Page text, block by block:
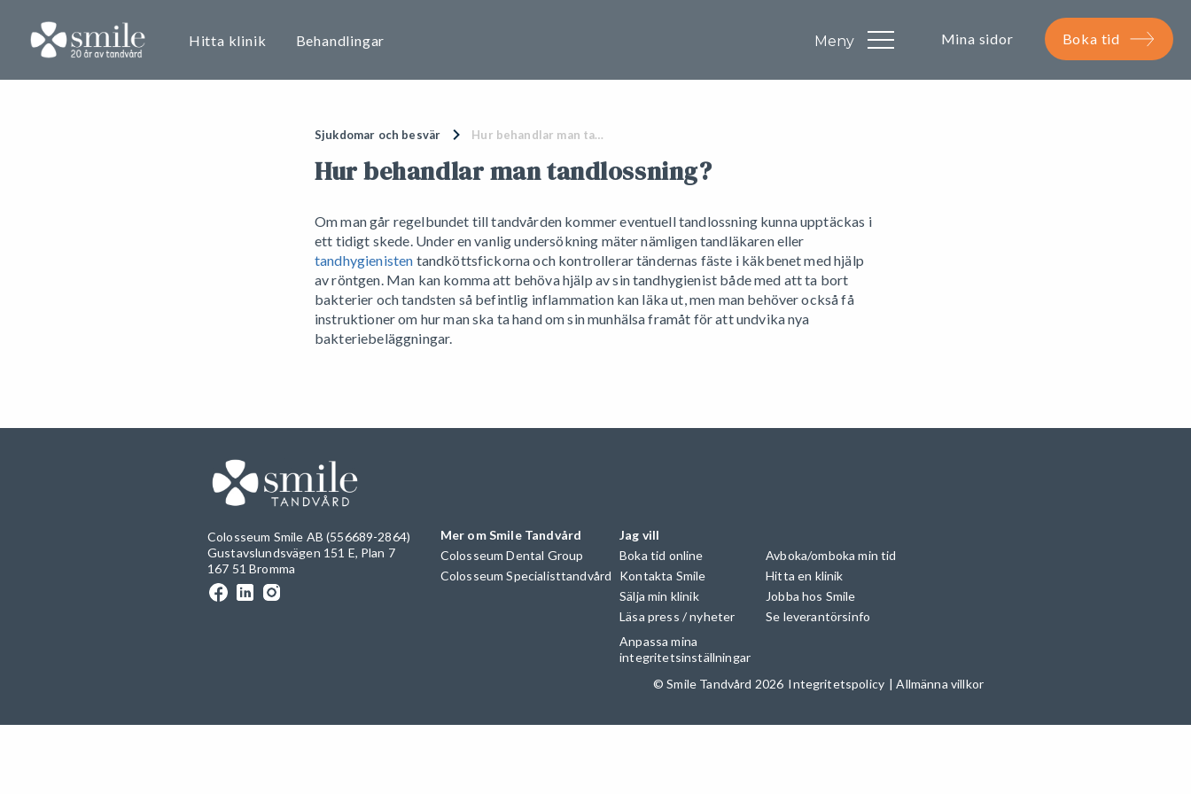
Sjukdomar och besvär Hur behandlar man ta…
Hur behandlar man tandlossning?
Om man går regelbundet till tandvården kommer eventuell tandlossning kunna upptäckas i
ett tidigt skede. Under en vanlig undersökning mäter nämligen tandläkaren eller
tandhygienisten tandköttsfickorna och kontrollerar tändernas fäste i käkbenet med hjälp
av röntgen. Man kan komma att behöva hjälp av sin tandhygienist både med att ta bort
bakterier och tandsten så befintlig inflammation kan läka ut, men man behöver också få
instruktioner om hur man ska ta hand om sin munhälsa framåt för att undvika nya
bakteriebeläggningar.
Colosseum Smile AB (556689-2864)
Gustavslundsvägen 151 E, Plan 7
167 51 Bromma
Mer om Smile Tandvård
Colosseum Dental Group
Colosseum Specialisttandvård
Jag vill
Boka tid online
Avboka/omboka min tid
Kontakta Smile
Hitta en klinik
Sälja min klinik
Jobba hos Smile
Läsa press / nyheter
Se leverantörsinfo
Anpassa mina
integritetsinställningar
© Smile Tandvård 2026 Integritetspolicy |Allmänna villkor
Hitta klinik Behandlingar Mina sidor Boka tid